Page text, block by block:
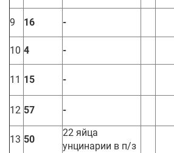
9 16 -
10 4 -
11 15 -
12 57 -
13 50
22 яйца
унцинарии в п/з